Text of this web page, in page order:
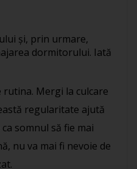
și, prin urmare,
dormitorului. Iată
Mergi la culcare
regularitate ajută
somnul să fie mai
nu va mai fi nevoie de